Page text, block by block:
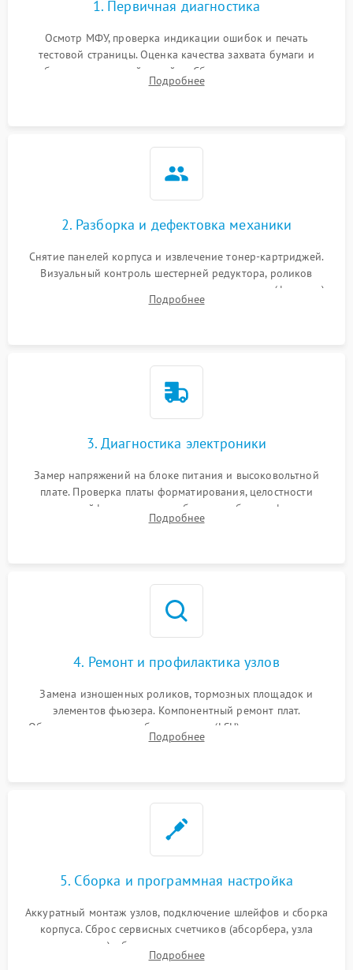
1. Первичная диагностика
Осмотр МФУ, проверка индикации ошибок и печать
тестовой страницы. Оценка качества захвата бумаги и
работы сканирующей линейки. Сбор данных о замятиях,
дефектах изображения или посторонних шумах при работе.
Подробнее
2. Разборка и дефектовка механики
Снятие панелей корпуса и извлечение тонер-картриджей.
Визуальный контроль шестерней редуктора, роликов
захвата, термопленки и прижимного вала в печи (фьюзере).
Проверка оптики сканера на загрязнения.
Подробнее
3. Диагностика электроники
Замер напряжений на блоке питания и высоковольтной
плате. Проверка платы форматирования, целостности
плоских шлейфов сканера и работоспособности флажков и
оптопар (датчиков прохождения бумаги).
Подробнее
4. Ремонт и профилактика узлов
Замена изношенных роликов, тормозных площадок и
элементов фьюзера. Компонентный ремонт плат.
Обязательная очистка блока лазера (LSU), зеркал и тракта
печати от просыпанного тонера и бумажной пыли.
Подробнее
5. Сборка и программная настройка
Аккуратный монтаж узлов, подключение шлейфов и сборка
корпуса. Сброс сервисных счетчиков (абсорбера, узла
закрепления), обновление прошивки и программная
калибровка цветопередачи и позиционирования сканера.
Подробнее